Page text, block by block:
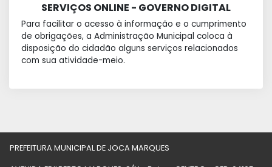
SERVIÇOS ONLINE - GOVERNO DIGITAL
Para facilitar o acesso à informação e o cumprimento
de obrigações, a Administração Municipal coloca à
disposição do cidadão alguns serviços relacionados
com sua atividade-meio.
PREFEITURA MUNICIPAL DE JOCA MARQUES